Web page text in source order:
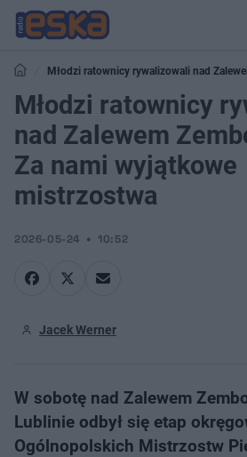
Młodzi ratownicy rywalizowali nad
wyjątkowe mistrzostwa
Młodzi ratownicy
nad Zalewem
Za nami wyjątkowe
mistrzostwa
2026-05-24 10:52
Jacek Werner
W sobotę nad Zalewem
Lublinie odbył się etap
Ogólnopolskich Mistrzostw